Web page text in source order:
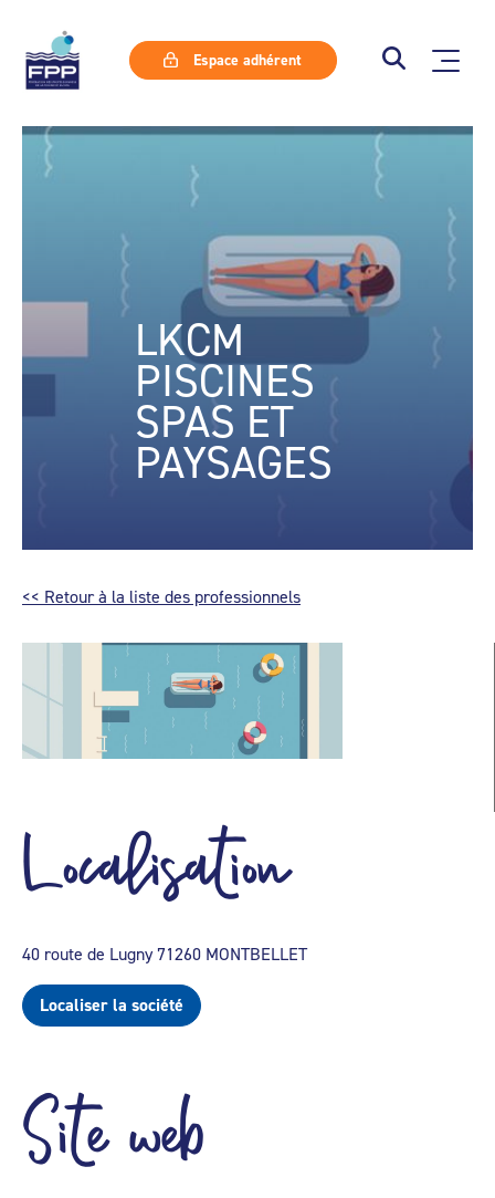
Espace adhérent
LKCM
PISCINES
SPAS ET
PAYSAGES
<< Retour à la liste des professionnels
Localisation
40 route de Lugny 71260 MONTBELLET
Localiser la société
Site web